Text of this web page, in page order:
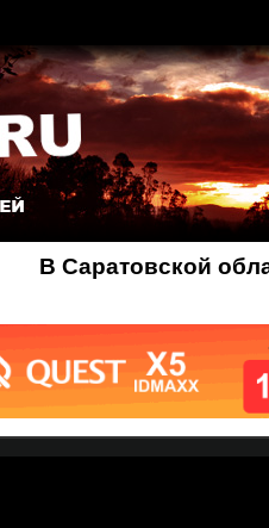
В Саратовской